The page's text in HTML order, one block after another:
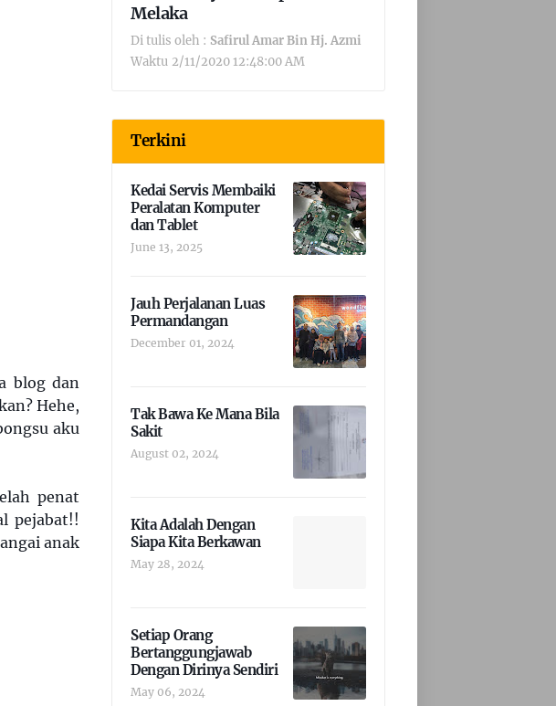
blog dan
Hehe,
aku
penat
pejabat!!
anak
Melaka
Di tulis oleh : Safirul Amar Bin Hj. Azmi
Waktu 2/11/2020 12:48:00 AM
Terkini
Kedai Servis Membaiki
Peralatan Komputer
dan Tablet
June 13, 2025
Jauh Perjalanan Luas
Permandangan
December 01, 2024
Tak Bawa Ke Mana Bila
Sakit
August 02, 2024
Kita Adalah Dengan
Siapa Kita Berkawan
May 28, 2024
Setiap Orang
Bertanggungjawab
Dengan Dirinya Sendiri
May 06, 2024